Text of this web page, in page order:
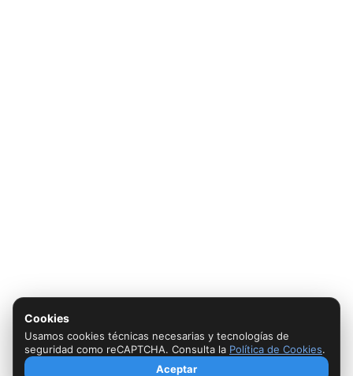
Cookies
Usamos cookies técnicas necesarias y tecnologías de
seguridad como reCAPTCHA. Consulta la Política de Cookies.
Aceptar